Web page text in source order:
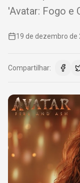
'Avatar: Fogo e
19 de dezembro de
Compartilhar: